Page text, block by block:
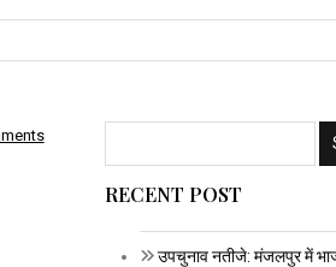
RECENT POST
उपचुनाव नतीजे: मंजलपुर में